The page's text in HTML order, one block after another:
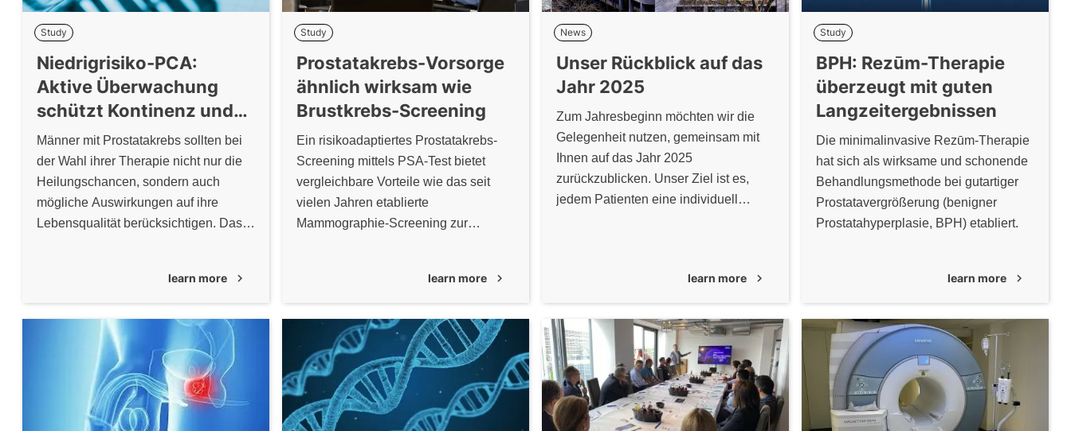
Study
Niedrigrisiko-PCA:
Aktive Überwachung
schützt Kontinenz und
Potenz
Männer mit Prostatakrebs sollten bei
der Wahl ihrer Therapie nicht nur die
Heilungschancen, sondern auch
mögliche Auswirkungen auf ihre
Lebensqualität berücksichtigen. Das
learn more
chevron_right
Study
Prostatakrebs-Vorsorge
ähnlich wirksam wie
Brustkrebs-Screening
Ein risikoadaptiertes Prostatakrebs-
Screening mittels PSA-Test bietet
vergleichbare Vorteile wie das seit
vielen Jahren etablierte
Mammographie-Screening zur
learn more chevron_right
News
Unser Rückblick auf das
Jahr 2025
Zum Jahresbeginn möchten wir die
Gelegenheit nutzen, gemeinsam mit
Ihnen auf das Jahr 2025
zurückzublicken. Unser Ziel ist es,
jedem Patienten eine individuell
learn more
chevron_right
Study
BPH: Rezūm-Therapie
überzeugt mit guten
Langzeitergebnissen
Die minimalinvasive Rezūm-Therapie
hat sich als wirksame und schonende
Behandlungsmethode bei gutartiger
Prostatavergrößerung (benigner
Prostatahyperplasie, BPH) etabliert.
learn more chevron_right